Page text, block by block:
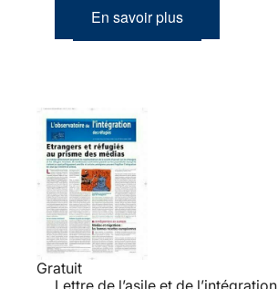
En savoir plus
Gratuit
Lettre de l’asile et de l’intégration